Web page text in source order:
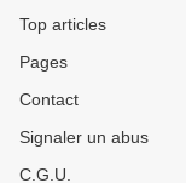
Top articles
Pages
Contact
Signaler un abus
C.G.U.